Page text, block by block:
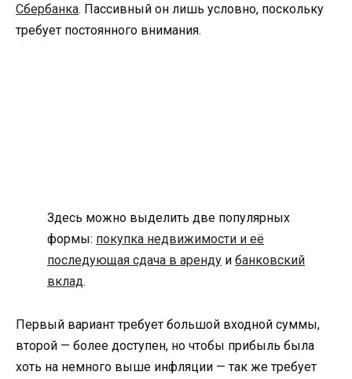
Сбербанка. Пассивный он лишь условно, поскольку
требует постоянного внимания.
Здесь можно выделить две популярных
формы: покупка недвижимости и её
последующая сдача в аренду и банковский
вклад.
Первый вариант требует большой входной суммы,
второй — более доступен, но чтобы прибыль была
хоть на немного выше инфляции — так же требует